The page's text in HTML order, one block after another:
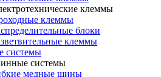
клеммы
клеммы
блоки
клеммы
системы
системы
медные шины